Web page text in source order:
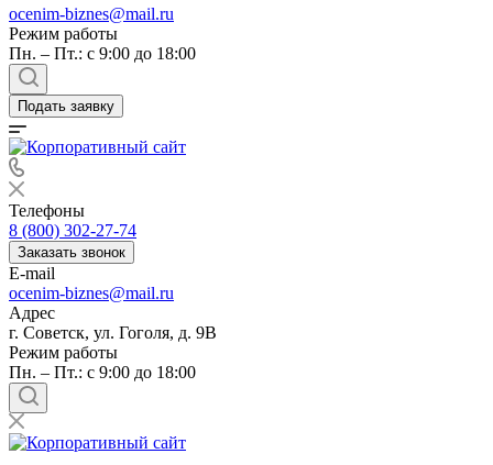
ocenim-biznes@mail.ru
Режим работы
Пн. – Пт.: с 9:00 до 18:00
Подать заявку
Телефоны
8 (800) 302-27-74
Заказать звонок
E-mail
ocenim-biznes@mail.ru
Адрес
г. Советск, ул. Гоголя, д. 9В
Режим работы
Пн. – Пт.: с 9:00 до 18:00